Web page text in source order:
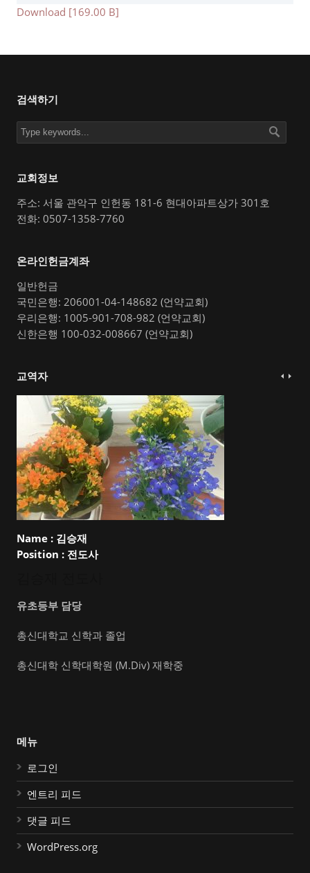
Download [169.00 B]
검색하기
교회정보
주소: 서울 관악구 인헌동 181-6 현대아파트상가 301호
전화: 0507-1358-7760
온라인헌금계좌
일반헌금
국민은행: 206001-04-148682 (언약교회)
우리은행: 1005-901-708-982 (언약교회)
신한은행 100-032-008667 (언약교회)
교역자
Name : 김승재
Position : 전도사
유초등부 담당
총신대학교 신학과 졸업
총신대학 신학대학원 (M.Div) 재학중
메뉴
로그인
엔트리 피드
댓글 피드
WordPress.org